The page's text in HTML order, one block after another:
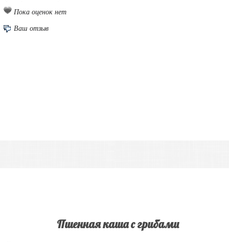
Пока оценок нет
Ваш отзыв
Пшенная каша с грибами